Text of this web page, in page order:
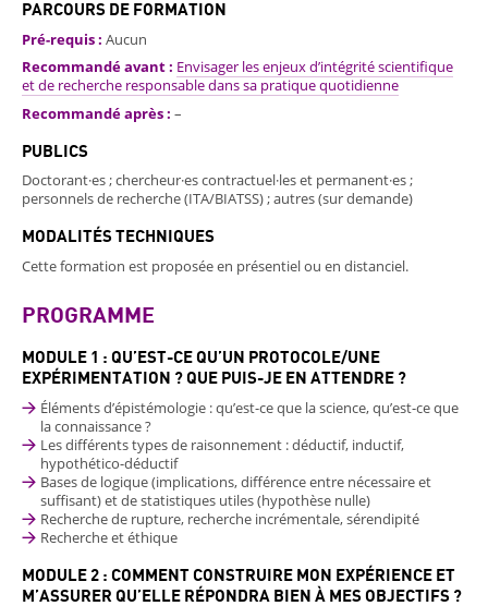
PARCOURS DE FORMATION
Pré-requis : Aucun
Recommandé avant : Envisager les enjeux d’intégrité scientifique
et de recherche responsable dans sa pratique quotidienne
Recommandé après : –
PUBLICS
Doctorant·es ; chercheur·es contractuel·les et permanent·es ;
personnels de recherche (ITA/BIATSS) ; autres (sur demande)
MODALITÉS TECHNIQUES
Cette formation est proposée en présentiel ou en distanciel.
PROGRAMME
MODULE 1 : QU’EST-CE QU’UN PROTOCOLE/UNE
EXPÉRIMENTATION ? QUE PUIS-JE EN ATTENDRE ?
Éléments d’épistémologie : qu’est-ce que la science, qu’est-ce que
la connaissance ?
Les différents types de raisonnement : déductif, inductif,
hypothético-déductif
Bases de logique (implications, différence entre nécessaire et
suffisant) et de statistiques utiles (hypothèse nulle)
Recherche de rupture, recherche incrémentale, sérendipité
Recherche et éthique
MODULE 2 : COMMENT CONSTRUIRE MON EXPÉRIENCE ET
M’ASSURER QU’ELLE RÉPONDRA BIEN À MES OBJECTIFS ?